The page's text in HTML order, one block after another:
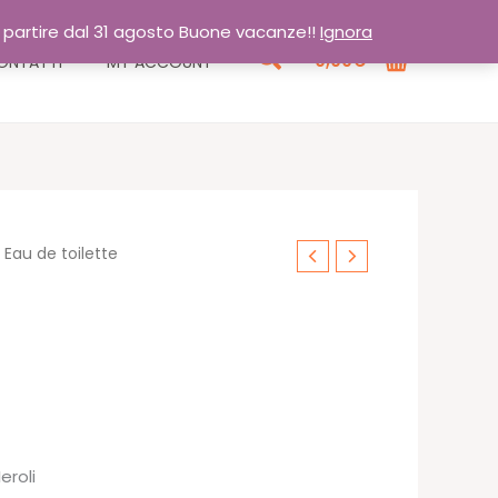
dal 31 agosto Buone vacanze!! Ignora
MY ACCOUNT Cerca
0,00€
Eau de toilette